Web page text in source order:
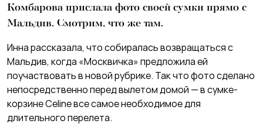
Комбарова прислала фото своей сумки прямо с
Мальдив. Смотрим, что же там.
Инна рассказала, что собиралась возвращаться с
Мальдив, когда «Москвичка» предложила ей
поучаствовать в новой рубрике. Так что фото сделано
непосредственно перед вылетом домой — в сумке-
корзине Celine все самое необходимое для
длительного перелета.